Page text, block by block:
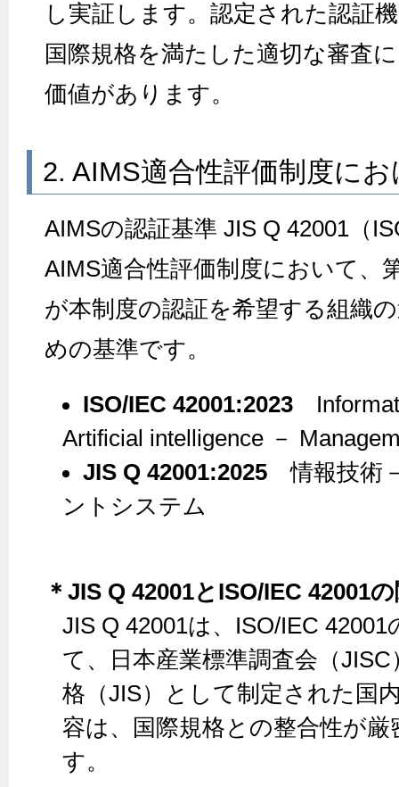
し実証します。認定された認証
国際規格を満たした適切な審査
価値があります。
2. AIMS適合性評価制度に
AIMSの認証基準 JIS Q 42001（
AIMS適合性評価制度において、
が本制度の認証を希望する組織
めの基準です。
ISO/IEC 42001:2023
Artificial intelligence －
JIS Q 42001:2025 情報技術
ントシステム
＊JIS Q 42001とISO/IEC 42001
JIS Q 42001は、ISO/IEC
て、日本産業標準調査会（
格（JIS）として制定された国
容は、国際規格との整合性が
す。